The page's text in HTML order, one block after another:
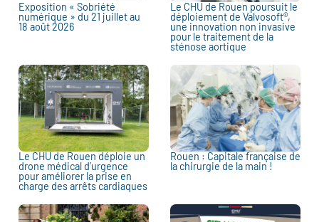
Exposition « Sobriété
numérique » du 21 juillet au
18 août 2026
Le CHU de Rouen poursuit le
déploiement de Valvosoft®,
une innovation non invasive
pour le traitement de la
sténose aortique
Le CHU de Rouen déploie un
drone médical d’urgence
pour améliorer la prise en
charge des arrêts cardiaques
Rouen : Capitale française de
la chirurgie de la main !